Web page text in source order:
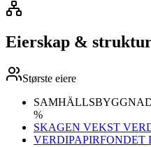
Eierskap &
Største eiere
%
SKAGEN VEKST
VERDIPAPIRFONDET